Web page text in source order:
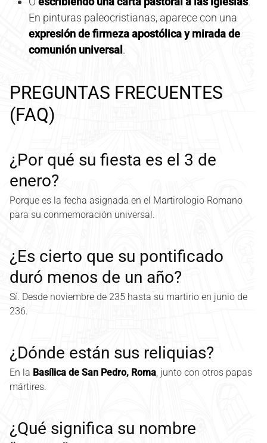
En pinturas paleocristianas, aparece con una
expresión de firmeza apostólica y mirada de
comunión universal .
PREGUNTAS FRECUENTES
(FAQ)
¿Por qué su fiesta es el 3 de
enero?
Porque es la fecha asignada en el Martirologio Romano
para su conmemoración universal.
¿Es cierto que su pontificado
duró menos de un año?
Sí. Desde noviembre de 235 hasta su martirio en junio de
236.
¿Dónde están sus reliquias?
En la Basílica de San Pedro, Roma, junto con otros papas
mártires.
¿Qué significa su nombre